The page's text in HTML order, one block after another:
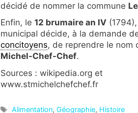
décidé de nommer la commune
Enfin, le 12 brumaire an IV
municipal décide, à la demande
concitoyens, de reprendre le nom
Michel-Chef-Chef.
Sources : wikipedia.org et
www.stmichelchefchef.fr
Étiquettes
Alimentation,Géographie, Histoire